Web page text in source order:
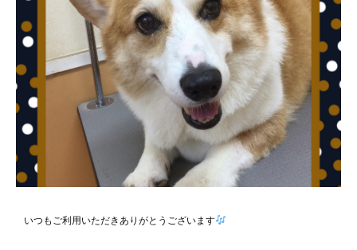
いつもご利用いただきありがとうございます